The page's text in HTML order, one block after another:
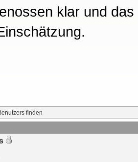
klar und